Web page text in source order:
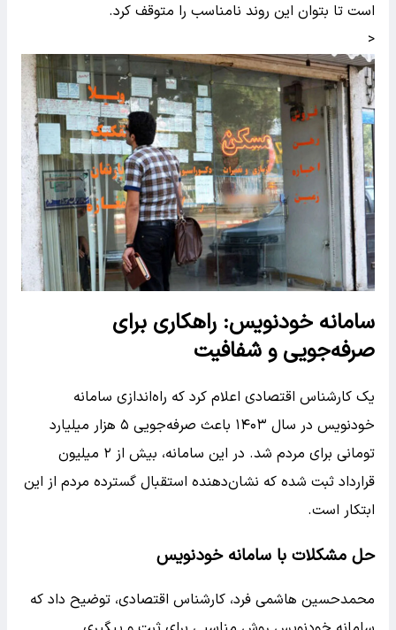
است تا بتوان این روند نامناسب را متوقف کرد.
<
سامانه خودنویس: راهکاری برای
صرفه‌جویی و شفافیت
یک کارشناس اقتصادی اعلام کرد که راه‌اندازی سامانه
خودنویس در سال ۱۴۰۳ باعث صرفه‌جویی ۵ هزار میلیارد
تومانی برای مردم شد. در این سامانه، بیش از ۲ میلیون
قرارداد ثبت شده که نشان‌دهنده استقبال گسترده مردم از این
ابتکار است.
حل مشکلات با سامانه خودنویس
محمدحسین هاشمی فرد، کارشناس اقتصادی، توضیح داد که